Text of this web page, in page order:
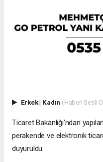
Erkek| Kadın (Haberi Sesli
Ticaret Bakanlığı'ndan
perakende ve elektronik
duyuruldu.